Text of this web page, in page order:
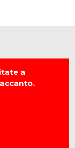
a